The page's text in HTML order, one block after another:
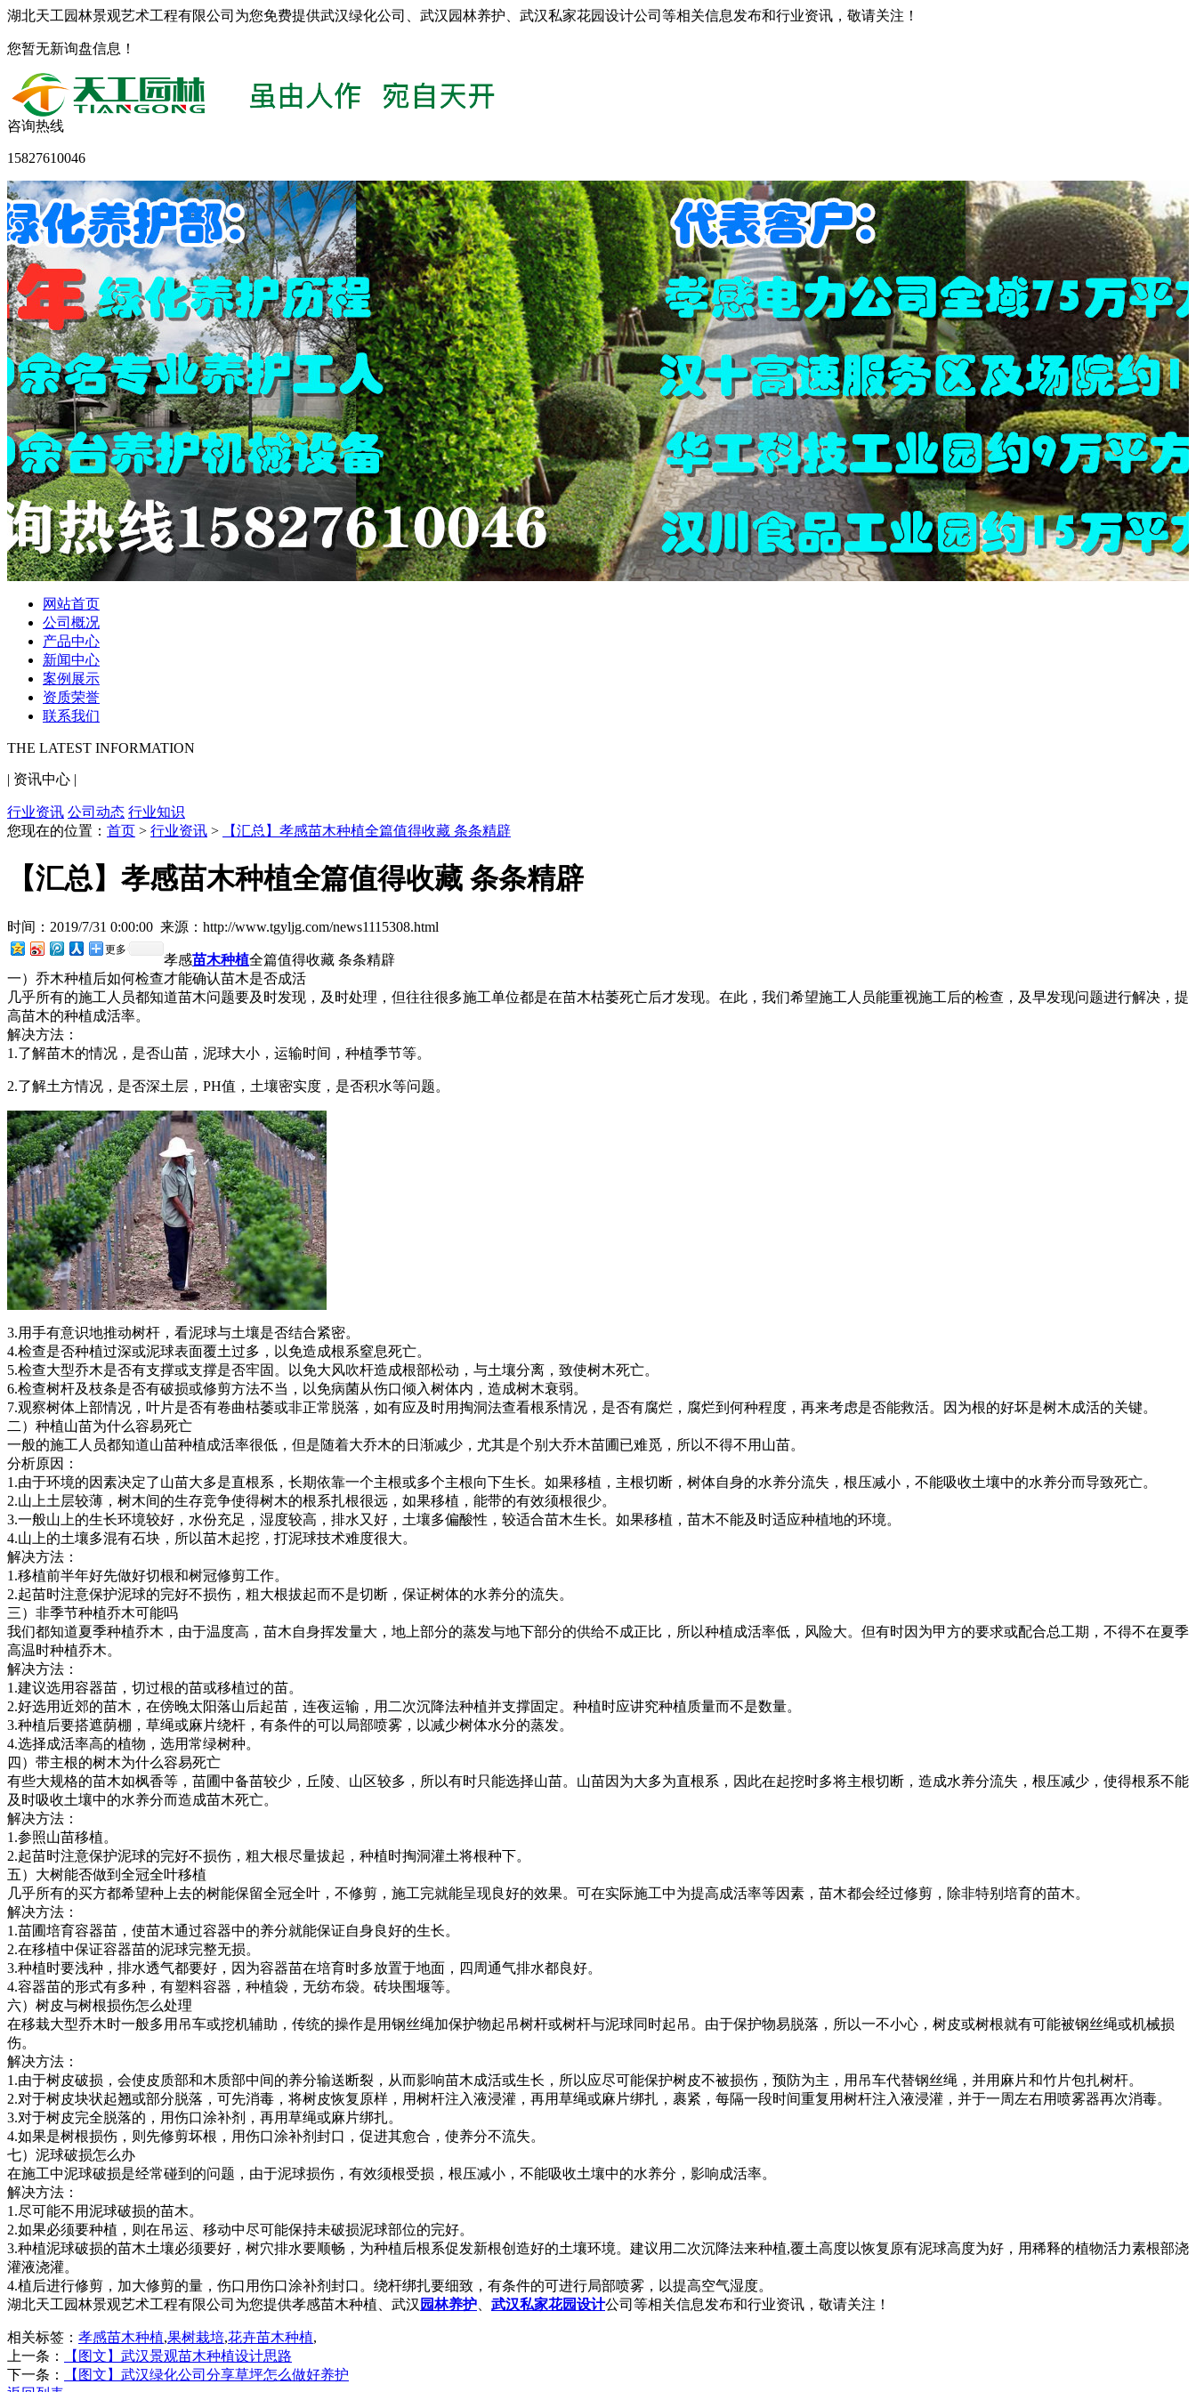
湖北天工园林景观艺术工程有限公司为您免费提供武汉绿化公司、武汉园林养护、武汉私家花园设计公司等相关信息发布和行业资讯，敬请关注！
您暂无新询盘信息！
咨询热线
15827610046
网站首页
公司概况
产品中心
新闻中心
案例展示
资质荣誉
联系我们
THE LATEST INFORMATION
| 资讯中心 |
行业资讯 公司动态 行业知识
您现在的位置： 首页 > 行业资讯 > 【汇总】孝感苗木种植全篇值得收藏 条条精辟
【汇总】孝感苗木种植全篇值得收藏 条条精辟
时间：2019/7/31 0:00:00 来源：http://www.tgyljg.com/news1115308.html
更多
孝感苗木种植全篇值得收藏 条条精辟
一）乔木种植后如何检查才能确认苗木是否成活
几乎所有的施工人员都知道苗木问题要及时发现，及时处理，但往往很多施工单位都是在苗木枯萎死亡后才发现。在此，我们希望施工人员能重视施工后的检查，及早发现问题进行解决，提
高苗木的种植成活率。
解决方法：
1.了解苗木的情况，是否山苗，泥球大小，运输时间，种植季节等。
2.了解土方情况，是否深土层，PH值，土壤密实度，是否积水等问题。
3.用手有意识地推动树杆，看泥球与土壤是否结合紧密。
4.检查是否种植过深或泥球表面覆土过多，以免造成根系窒息死亡。
5.检查大型乔木是否有支撑或支撑是否牢固。以免大风吹杆造成根部松动，与土壤分离，致使树木死亡。
6.检查树杆及枝条是否有破损或修剪方法不当，以免病菌从伤口倾入树体内，造成树木衰弱。
7.观察树体上部情况，叶片是否有卷曲枯萎或非正常脱落，如有应及时用掏洞法查看根系情况，是否有腐烂，腐烂到何种程度，再来考虑是否能救活。因为根的好坏是树木成活的关键。
二）种植山苗为什么容易死亡
一般的施工人员都知道山苗种植成活率很低，但是随着大乔木的日渐减少，尤其是个别大乔木苗圃已难觅，所以不得不用山苗。
分析原因：
1.由于环境的因素决定了山苗大多是直根系，长期依靠一个主根或多个主根向下生长。如果移植，主根切断，树体自身的水养分流失，根压减小，不能吸收土壤中的水养分而导致死亡。
2.山上土层较薄，树木间的生存竞争使得树木的根系扎根很远，如果移植，能带的有效须根很少。
3.一般山上的生长环境较好，水份充足，湿度较高，排水又好，土壤多偏酸性，较适合苗木生长。如果移植，苗木不能及时适应种植地的环境。
4.山上的土壤多混有石块，所以苗木起挖，打泥球技术难度很大。
解决方法：
1.移植前半年好先做好切根和树冠修剪工作。
2.起苗时注意保护泥球的完好不损伤，粗大根拔起而不是切断，保证树体的水养分的流失。
三）非季节种植乔木可能吗
我们都知道夏季种植乔木，由于温度高，苗木自身挥发量大，地上部分的蒸发与地下部分的供给不成正比，所以种植成活率低，风险大。但有时因为甲方的要求或配合总工期，不得不在夏季
高温时种植乔木。
解决方法：
1.建议选用容器苗，切过根的苗或移植过的苗。
2.好选用近郊的苗木，在傍晚太阳落山后起苗，连夜运输，用二次沉降法种植并支撑固定。种植时应讲究种植质量而不是数量。
3.种植后要搭遮荫棚，草绳或麻片绕杆，有条件的可以局部喷雾，以减少树体水分的蒸发。
4.选择成活率高的植物，选用常绿树种。
四）带主根的树木为什么容易死亡
有些大规格的苗木如枫香等，苗圃中备苗较少，丘陵、山区较多，所以有时只能选择山苗。山苗因为大多为直根系，因此在起挖时多将主根切断，造成水养分流失，根压减少，使得根系不能
及时吸收土壤中的水养分而造成苗木死亡。
解决方法：
1.参照山苗移植。
2.起苗时注意保护泥球的完好不损伤，粗大根尽量拔起，种植时掏洞灌土将根种下。
五）大树能否做到全冠全叶移植
几乎所有的买方都希望种上去的树能保留全冠全叶，不修剪，施工完就能呈现良好的效果。可在实际施工中为提高成活率等因素，苗木都会经过修剪，除非特别培育的苗木。
解决方法：
1.苗圃培育容器苗，使苗木通过容器中的养分就能保证自身良好的生长。
2.在移植中保证容器苗的泥球完整无损。
3.种植时要浅种，排水透气都要好，因为容器苗在培育时多放置于地面，四周通气排水都良好。
4.容器苗的形式有多种，有塑料容器，种植袋，无纺布袋。砖块围堰等。
六）树皮与树根损伤怎么处理
在移栽大型乔木时一般多用吊车或挖机辅助，传统的操作是用钢丝绳加保护物起吊树杆或树杆与泥球同时起吊。由于保护物易脱落，所以一不小心，树皮或树根就有可能被钢丝绳或机械损
伤。
解决方法：
1.由于树皮破损，会使皮质部和木质部中间的养分输送断裂，从而影响苗木成活或生长，所以应尽可能保护树皮不被损伤，预防为主，用吊车代替钢丝绳，并用麻片和竹片包扎树杆。
2.对于树皮块状起翘或部分脱落，可先消毒，将树皮恢复原样，用树杆注入液浸灌，再用草绳或麻片绑扎，裹紧，每隔一段时间重复用树杆注入液浸灌，并于一周左右用喷雾器再次消毒。
3.对于树皮完全脱落的，用伤口涂补剂，再用草绳或麻片绑扎。
4.如果是树根损伤，则先修剪坏根，用伤口涂补剂封口，促进其愈合，使养分不流失。
七）泥球破损怎么办
在施工中泥球破损是经常碰到的问题，由于泥球损伤，有效须根受损，根压减小，不能吸收土壤中的水养分，影响成活率。
解决方法：
1.尽可能不用泥球破损的苗木。
2.如果必须要种植，则在吊运、移动中尽可能保持未破损泥球部位的完好。
3.种植泥球破损的苗木土壤必须要好，树穴排水要顺畅，为种植后根系促发新根创造好的土壤环境。建议用二次沉降法来种植,覆土高度以恢复原有泥球高度为好，用稀释的植物活力素根部浇
灌液浇灌。
4.植后进行修剪，加大修剪的量，伤口用伤口涂补剂封口。绕杆绑扎要细致，有条件的可进行局部喷雾，以提高空气湿度。
湖北天工园林景观艺术工程有限公司为您提供孝感苗木种植、武汉 园林养护 武汉私家花园设计公司等相关信息发布和行业资讯，敬请关注！
相关标签： 孝感苗木种植,果树栽培,花卉苗木种植,
上一条：
【图文】武汉景观苗木种植设计思路
下一条：
【图文】武汉绿化公司分享草坪怎么做好养护